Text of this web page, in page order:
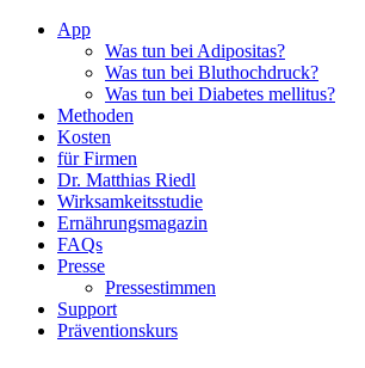
App
Was tun bei Adipositas?
Was tun bei Bluthochdruck?
Was tun bei Diabetes mellitus?
Methoden
Kosten
für Firmen
Dr. Matthias Riedl
Wirksamkeitsstudie
Ernährungsmagazin
FAQs
Presse
Pressestimmen
Support
Präventionskurs